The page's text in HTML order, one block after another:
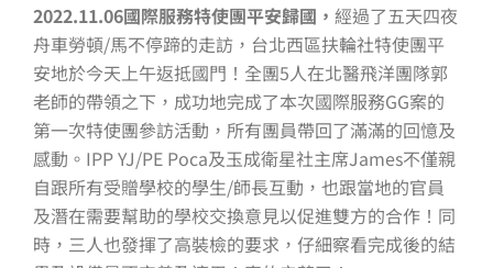
2022.11.06國際服務特使團平安歸國， 經過了五天四夜
舟車勞頓/馬不停蹄的走訪，台北西區扶輪社特使團平
安地於今天上午返抵國門！全團5人在北醫飛洋團隊郭
老師的帶領之下，成功地完成了本次國際服務GG案的
第一次特使團參訪活動，所有團員帶回了滿滿的回憶及
感動。IPP YJ/PE Poca及玉成衛星社主席James不僅親
自跟所有受贈學校的學生/師長互動，也跟當地的官員
及潛在需要幫助的學校交換意見以促進雙方的合作！同
時，三人也發揮了高裝檢的要求，仔細察看完成後的結